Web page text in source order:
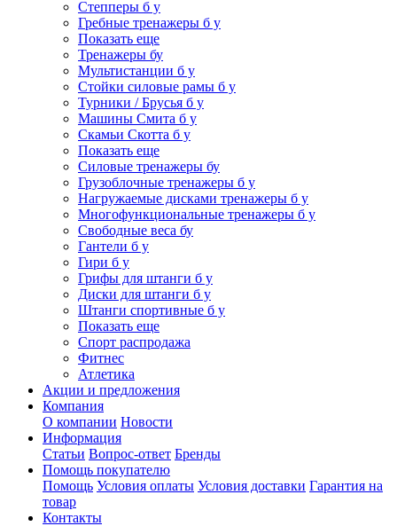
Степперы б у
Гребные тренажеры б у
Показать еще
Тренажеры бу
Мультистанции б у
Стойки силовые рамы б у
Турники / Брусья б у
Машины Смита б у
Скамьи Скотта б у
Показать еще
Силовые тренажеры бу
Грузоблочные тренажеры б у
Нагружаемые дисками тренажеры б у
Многофункциональные тренажеры б у
Свободные веса бу
Гантели б у
Гири б у
Грифы для штанги б у
Диски для штанги б у
Штанги спортивные б у
Показать еще
Спорт распродажа
Фитнес
Атлетика
Акции и предложения
Компания
О компании Новости
Информация
Статьи Вопрос-ответ Бренды
Помощь покупателю
Помощь Условия оплаты Условия доставки Гарантия на
товар
Контакты